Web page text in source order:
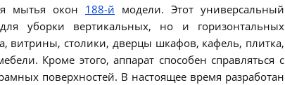
мытья окон 188-й модели. Этот универсальный
уборки вертикальных, но и горизонтальных
витрины, столики, дверцы шкафов, кафель, плитка,
Кроме этого, аппарат способен справляться с
поверхностей. В настоящее время разработан